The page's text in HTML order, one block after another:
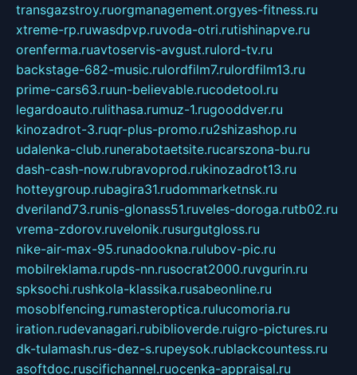
transgazstroy.ruorgmanagement.orgyes-fitness.ru
xtreme-rp.ruwasdpvp.ruvoda-otri.rutishinapve.ru
orenferma.ruavtoservis-avgust.rulord-tv.ru
backstage-682-music.rulordfilm7.rulordfilm13.ru
prime-cars63.ruun-believable.rucodetool.ru
legardoauto.rulithasa.rumuz-1.rugooddver.ru
kinozadrot-3.ruqr-plus-promo.ru2shizashop.ru
udalenka-club.runerabotaetsite.rucarszona-bu.ru
dash-cash-now.rubravoprod.rukinozadrot13.ru
hotteygroup.rubagira31.rudommarketnsk.ru
dveriland73.runis-glonass51.ruveles-doroga.rutb02.ru
vrema-zdorov.ruvelonik.rusurgutgloss.ru
nike-air-max-95.runadookna.rulubov-pic.ru
mobilreklama.rupds-nn.rusocrat2000.ruvgurin.ru
spksochi.rushkola-klassika.rusabeonline.ru
mosoblfencing.rumasteroptica.rulucomoria.ru
iration.rudevanagari.rubiblioverde.ruigro-pictures.ru
dk-tulamash.rus-dez-s.rupeysok.rublackcountess.ru
asoftdoc.ruscifichannel.ruocenka-appraisal.ru